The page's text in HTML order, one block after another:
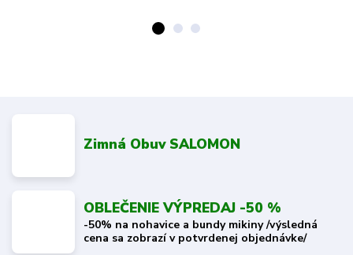
Zimná Obuv SALOMON
OBLEČENIE VÝPREDAJ -50 %
-50% na nohavice a bundy mikiny /výsledná
cena sa zobrazí v potvrdenej objednávke/